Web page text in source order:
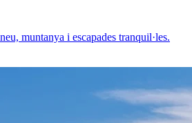
muntanya i escapades tranquil·les.